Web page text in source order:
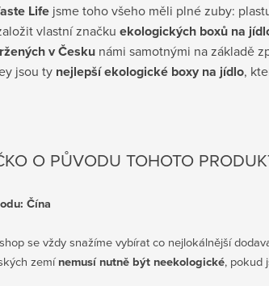
Life jsme toho všeho měli plné zuby:
vlastní značku ekologických boxů na
v Česku námi samotnými na základě
jsou ty nejlepší ekologické boxy na jídlo,
O PŮVODU TOHOTO
Čína
se vždy snažíme vybírat co nejlokálnější
zemínemusí nutně být neekologické, pokud